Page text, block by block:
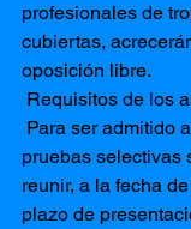
profesionales de
cubiertas,
oposición libre.
Requisitos de los
pruebas selectivas
reunir, a la fecha
plazo de